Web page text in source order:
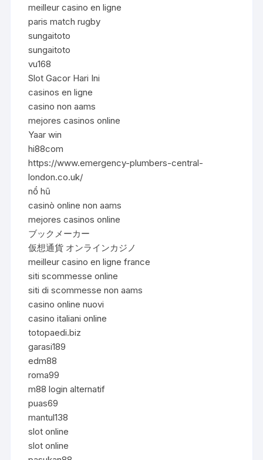
meilleur casino en ligne
paris match rugby
sungaitoto
sungaitoto
vu168
Slot Gacor Hari Ini
casinos en ligne
casino non aams
mejores casinos online
Yaar win
hi88com
https://www.emergency-plumbers-central-
london.co.uk/
nổ hũ
casinò online non aams
mejores casinos online
ブックメーカー
仮想通貨 オンラインカジノ
meilleur casino en ligne france
siti scommesse online
siti di scommesse non aams
casino online nuovi
casino italiani online
totopaedi.biz
garasi189
edm88
roma99
m88 login alternatif
puas69
mantul138
slot online
slot online